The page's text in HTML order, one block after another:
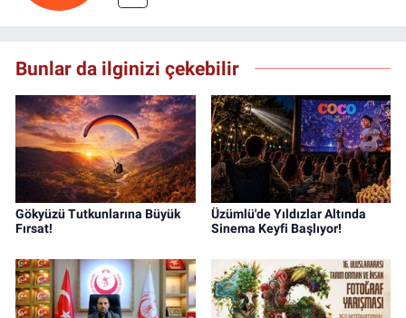
Bunlar da ilginizi çekebilir
Gökyüzü Tutkunlarına Büyük
Fırsat!
Üzümlü'de Yıldızlar Altında
Sinema Keyfi Başlıyor!